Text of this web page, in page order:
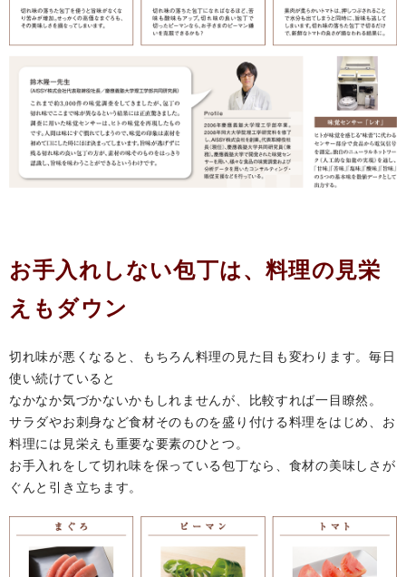
お手入れしない包丁は、料理の見栄
えもダウン
切れ味が悪くなると、もちろん料理の見た目も変わります。毎日
使い続けていると
なかなか気づかないかもしれませんが、比較すれば一目瞭然。
サラダやお刺身など食材そのものを盛り付ける料理をはじめ、お
料理には見栄えも重要な要素のひとつ。
お手入れをして切れ味を保っている包丁なら、食材の美味しさが
ぐんと引き立ちます。